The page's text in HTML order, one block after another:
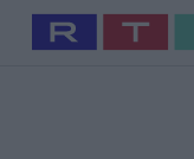
Babits Marcella